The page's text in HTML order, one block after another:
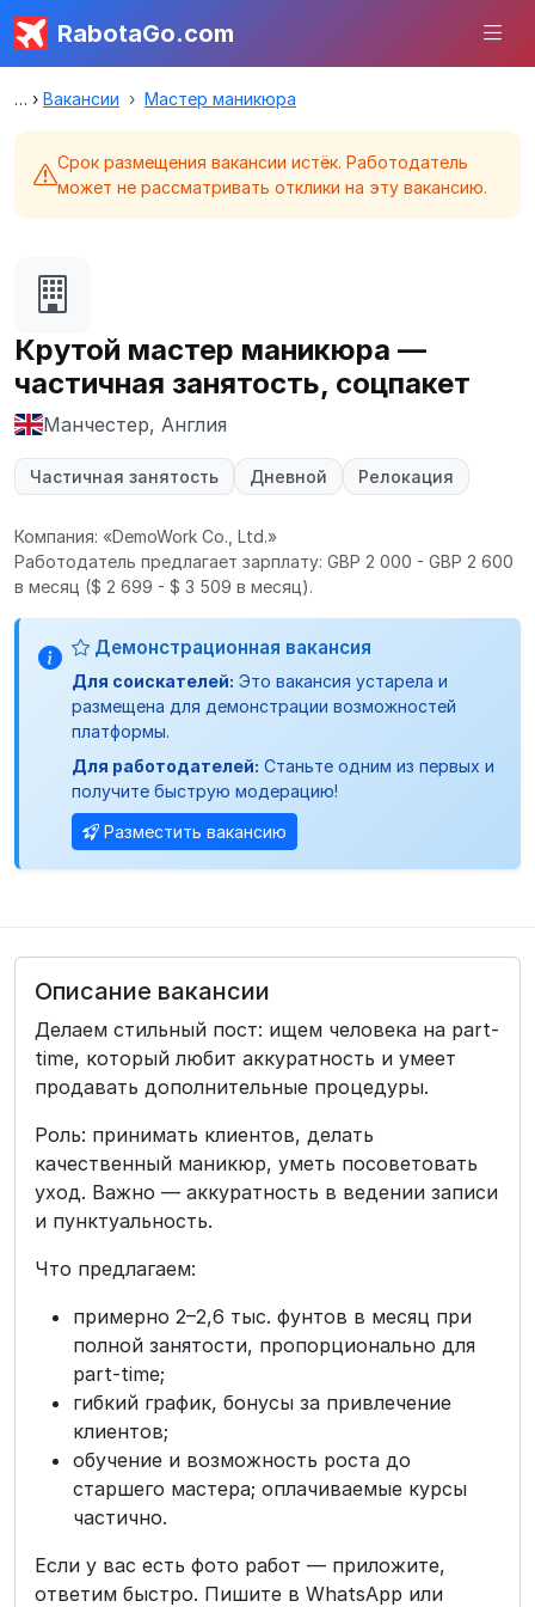
RabotaGo.com
Вакансии Мастер маникюра
Срок размещения вакансии истёк. Работодатель
может не рассматривать отклики на эту вакансию.
Крутой мастер маникюра —
частичная занятость, соцпакет
Манчестер, Англия
Частичная занятость Дневной Релокация
Компания: «DemoWork Co., Ltd.»
Работодатель предлагает зарплату: GBP 2 000 - GBP 2 600
в месяц ($ 2 699 - $ 3 509 в месяц).
Демонстрационная вакансия
Для соискателей: Это вакансия устарела и
размещена для демонстрации возможностей
платформы.
Для работодателей: Станьте одним из первых и
получите быструю модерацию!
Разместить вакансию
Описание вакансии
Делаем стильный пост: ищем человека на part-
time, который любит аккуратность и умеет
продавать дополнительные процедуры.
Роль: принимать клиентов, делать
качественный маникюр, уметь посоветовать
уход. Важно — аккуратность в ведении записи
и пунктуальность.
Что предлагаем:
примерно 2–2,6 тыс. фунтов в месяц при
полной занятости, пропорционально для
part-time;
гибкий график, бонусы за привлечение
клиентов;
обучение и возможность роста до
старшего мастера; оплачиваемые курсы
частично.
Если у вас есть фото работ — приложите,
ответим быстро. Пишите в WhatsApp или